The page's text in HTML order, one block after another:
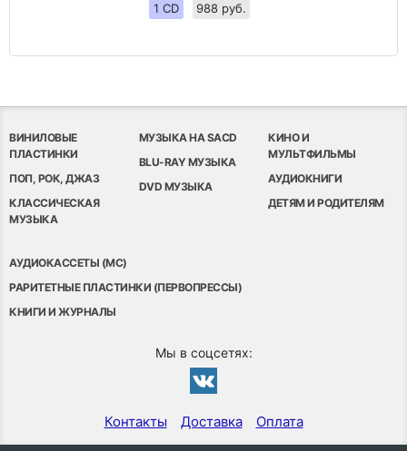
1 CD 988 руб.
ВИНИЛОВЫЕ
ПЛАСТИНКИ
ПОП, РОК, ДЖАЗ
КЛАССИЧЕСКАЯ
МУЗЫКА
МУЗЫКА НА SACD
BLU-RAY МУЗЫКА
DVD МУЗЫКА
КИНО И
МУЛЬТФИЛЬМЫ
АУДИОКНИГИ
ДЕТЯМ И РОДИТЕЛЯМ
АУДИОКАССЕТЫ (MC)
РАРИТЕТНЫЕ ПЛАСТИНКИ (ПЕРВОПРЕССЫ)
КНИГИ И ЖУРНАЛЫ
Мы в соцсетях:
Контакты Доставка Оплата